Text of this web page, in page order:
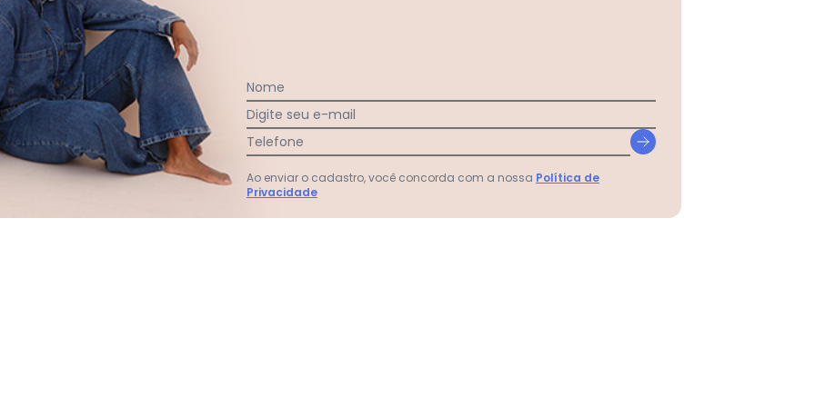
Cut Out Preto
Nome
Digite seu e-mail
Telefone
Ao enviar o cadastro, você concorda com a nossa Política de
Privacidade